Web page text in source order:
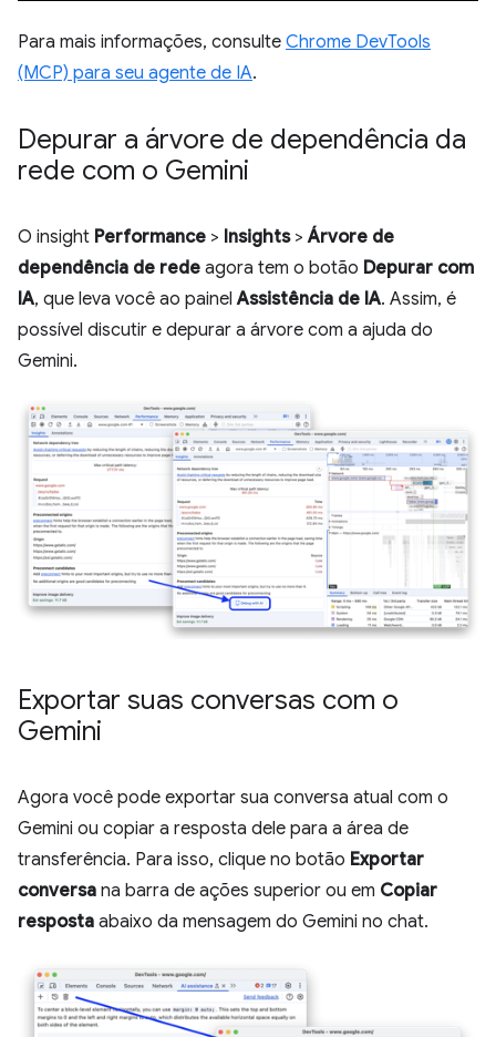
Para mais informações, consulte Chrome DevTools
(MCP) para seu agente de IA.
Depurar a árvore de dependência da
rede com o Gemini
O insight Performance > Insights>Árvore de
dependência de rede agora tem o botão Depurar com
IA, que leva você ao painelAssistência de IA. Assim, é
possível discutir e depurar a árvore com a ajuda do
Gemini.
Exportar suas conversas com o
Gemini
Agora você pode exportar sua conversa atual com o
Gemini ou copiar a resposta dele para a área de
transferência. Para isso, clique no botão Exportar
conversa na barra de ações superior ou em Copiar
resposta abaixo da mensagem do Gemini no chat.